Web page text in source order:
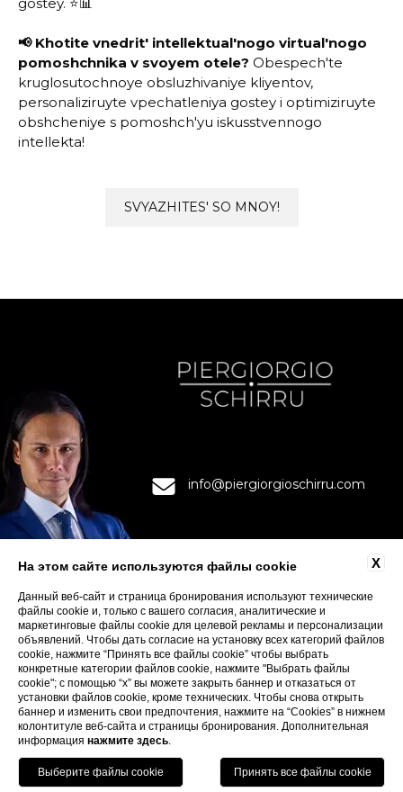
SLEDUYTE ZA
📢 Khotite vnedrit' intellektual'nogo virtual'nogo
pomoshchnika v svoyem otele? Obespech'te
kruglosutochnoye obsluzhivaniye kliyentov,
personaliziruyte vpechatleniya gostey i optimiziruyte
obshcheniye s pomoshch'yu iskusstvennogo
intellekta!
SVYAZHITES' SO MNOY!
info@piergiorgioschirru.com
KONTAKTY
COOKIE
ACCESSIBILITY
X
На этом сайте используются файлы cookie
Данный веб-сайт и страница бронирования используют технические
файлы cookie и, только с вашего согласия, аналитические и
маркетинговые файлы cookie для целевой рекламы и персонализации
объявлений. Чтобы дать согласие на установку всех категорий файлов
cookie, нажмите “Принять все файлы cookie” чтобы выбрать
конкретные категории файлов cookie, нажмите "Выбрать файлы
cookie"; с помощью “x” вы можете закрыть баннер и отказаться от
установки файлов cookie, кроме технических. Чтобы снова открыть
баннер и изменить свои предпочтения, нажмите на “Cookies” в нижнем
колонтитуле веб-сайта и страницы бронирования. Дополнительная
информация нажмите здесь.